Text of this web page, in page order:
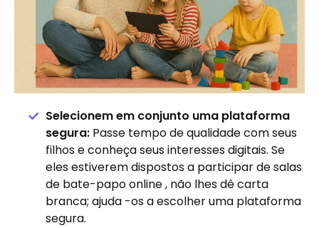
Selecionem em conjunto uma plataforma
segura: Passe tempo de qualidade com seus
filhos e conheça seus interesses digitais. Se
eles estiverem dispostos a participar de salas
de bate-papo online , não lhes dê carta
branca; ajuda -os a escolher uma plataforma
segura.